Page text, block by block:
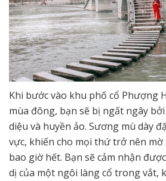
Khi bước vào khu phố cổ Phượng
mùa đông, bạn sẽ bị ngất ngây bởi
diệu và huyền ảo. Sương mù dày
vực, khiến cho mọi thứ trở nên
bao giờ hết. Bạn sẽ cảm nhận
dị của một ngôi làng cổ trong vắt,